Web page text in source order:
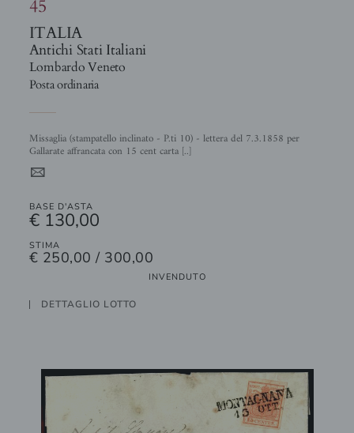
ITALIA
Antichi Stati Italiani
Lombardo Veneto
Posta ordinaria
Missaglia (stampatello inclinato - P.ti 10) - lettera del 7.3.1858 per
Gallarate affrancata con 15 cent carta [..]
4
BASE D'ASTA
€ 130,00
STIMA
€ 250,00 / 300,00
INVENDUTO
DETTAGLIO LOTTO